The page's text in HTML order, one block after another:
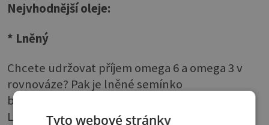
Nejvhodnější oleje:
* Lněný
Chcete udržovat příjem omega 6 a omega 3 v
rovnováze? Pak je lněné semínko
bezkonkurenčně nejlepším prostředkem.
Lněný olej má vysoký obsah (kolem 57 %)
Tyto webové stránky